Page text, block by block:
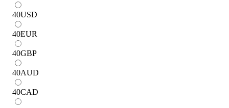
40USD
40EUR
40GBP
40AUD
40CAD